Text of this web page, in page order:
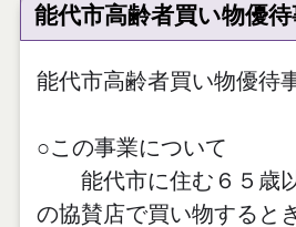
能代市高齢者買い物優
能代市高齢者買い物優待
○この事業について
能代市に住む６５歳
の協賛店で買い物すると